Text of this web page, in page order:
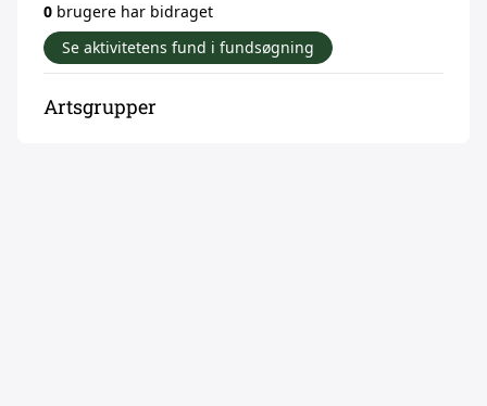
0 brugere har bidraget
Se aktivitetens fund i fundsøgning
Artsgrupper